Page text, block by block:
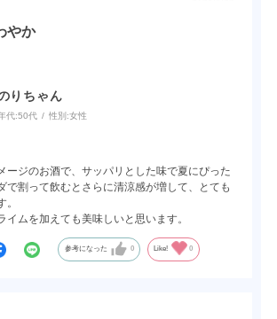
やか
りちゃん
代:50代 性別:女性
ージのお酒で、サッパリとした味で夏にぴった
で割って飲むとさらに清涼感が増して、とても
イムを加えても美味しいと思います。
参考になった 0 Like! 0